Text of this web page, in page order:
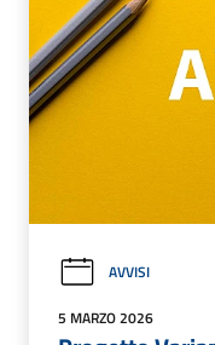
AVVISI
5 MARZO 2026